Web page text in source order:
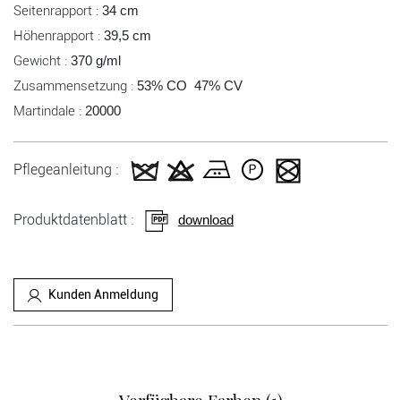
Seitenrapport : 34 cm
Höhenrapport : 39,5 cm
Gewicht : 370 g/ml
Zusammensetzung : 53% CO 47% CV
Martindale : 20000
Pflegeanleitung :
Produktdatenblatt : download
Kunden Anmeldung